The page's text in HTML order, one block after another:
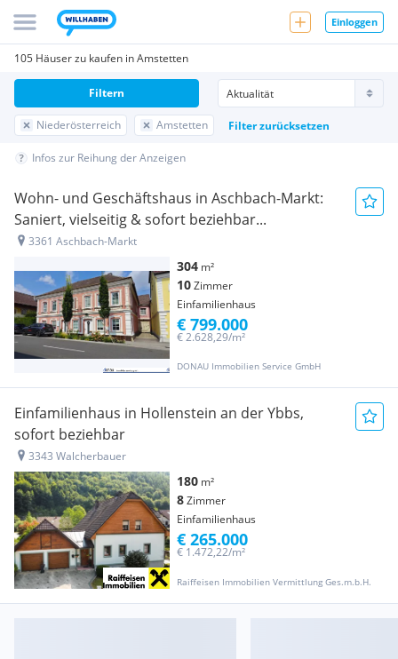
Einloggen
105 Häuser zu kaufen in Amstetten
Niederösterreich Amstetten Filter zurücksetzen
Filtern
Infos zur Reihung der Anzeigen
Wohn- und Geschäftshaus in Aschbach-Markt:
Saniert, vielseitig & sofort beziehbar...
3361 Aschbach-Markt
304 m²
10Zimmer
Einfamilienhaus
DONAU Immobilien Service GmbH
€ 2.628,29/m²
€ 799.000
Einfamilienhaus in Hollenstein an der Ybbs,
sofort beziehbar
3343 Walcherbauer
180 m²
8Zimmer
Einfamilienhaus
Raiffeisen Immobilien Vermittlung Ges.m.b.H.
€ 1.472,22/m²
€ 265.000